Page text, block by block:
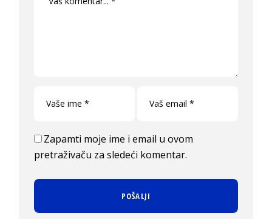
Zapamti moje ime i email u ovom
pretraživaču za sledeći komentar.